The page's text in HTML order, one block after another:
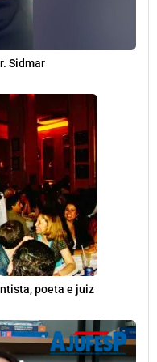
Sidmar
poeta e juiz